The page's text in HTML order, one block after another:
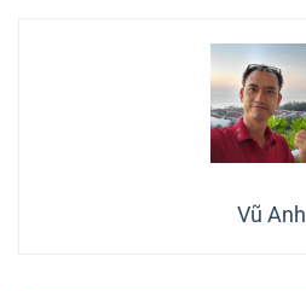
Vũ Anh